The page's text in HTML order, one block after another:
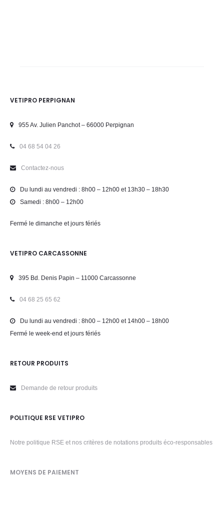
VETIPRO PERPIGNAN
955 Av. Julien Panchot – 66000 Perpignan
04 68 54 04 26
Contactez-nous
Du lundi au vendredi : 8h00 – 12h00 et 13h30 – 18h30
Samedi : 8h00 – 12h00
Fermé le dimanche et jours fériés
VETIPRO CARCASSONNE
395 Bd. Denis Papin – 11000 Carcassonne
04 68 25 65 62
Du lundi au vendredi : 8h00 – 12h00 et 14h00 – 18h00
Fermé le week-end et jours fériés
RETOUR PRODUITS
Demande de retour produits
POLITIQUE RSE VETIPRO
Notre politique RSE et nos critères de notations produits éco-responsables
MOYENS DE PAIEMENT